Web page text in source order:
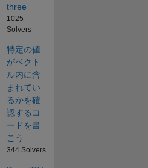
three
1025
Solvers
特定の値
がベクト
ル内に含
まれてい
るかを確
認するコ
ードを書
こう
344 Solvers